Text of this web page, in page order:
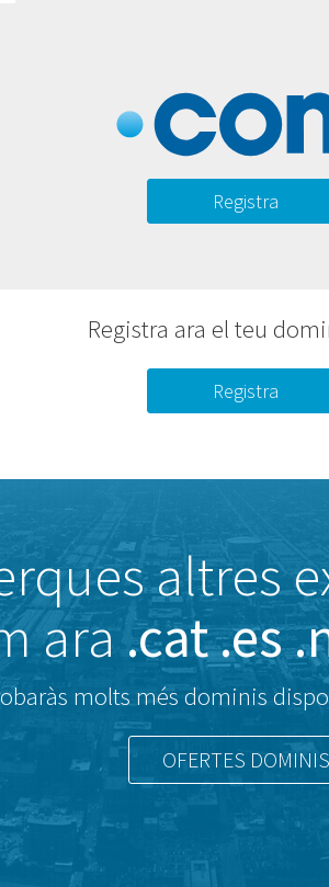
Registra
Registra ara el teu
Registra
altres
ara.cat .es
molts més dominis
OFERTES DOMINIS